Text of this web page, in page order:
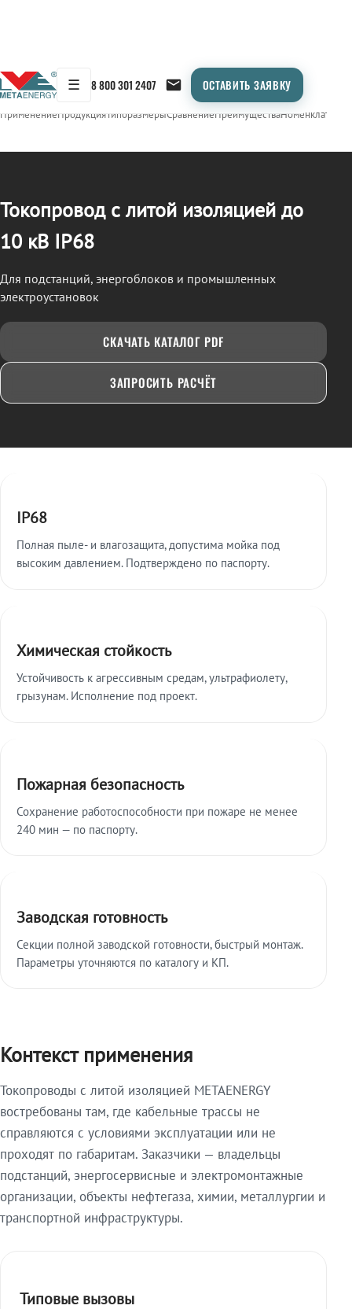
☰ 8 800 301 2407 ОСТАВИТЬ ЗАЯВКУ
← Продукция/ТОКОПРОВОД
ПрименениеПродукцияТипоразмерыСравнениеПреимуществаНоменклатура
Токопровод с литой изоляцией до
10 кВ IP68
Для подстанций, энергоблоков и промышленных
электроустановок
СКАЧАТЬ КАТАЛОГ PDF
ЗАПРОСИТЬ РАСЧЁТ
IP68
Полная пыле- и влагозащита, допустима мойка под
высоким давлением. Подтверждено по паспорту.
Химическая стойкость
Устойчивость к агрессивным средам, ультрафиолету,
грызунам. Исполнение под проект.
Пожарная безопасность
Сохранение работоспособности при пожаре не менее
240 мин — по паспорту.
Заводская готовность
Секции полной заводской готовности, быстрый монтаж.
Параметры уточняются по каталогу и КП.
Контекст применения
Токопроводы с литой изоляцией METAENERGY
востребованы там, где кабельные трассы не
справляются с условиями эксплуатации или не
проходят по габаритам. Заказчики — владельцы
подстанций, энергосервисные и электромонтажные
организации, объекты нефтегаза, химии, металлургии и
транспортной инфраструктуры.
Типовые вызовы